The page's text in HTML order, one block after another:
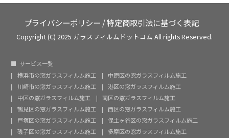
プライバシーポリシー /特定商取引法に基づく表記
Copyright (C) 2025 ガラスフィルムドットコム All rights Reserved.
サービス一覧
横浜市の窓ガラスフィルム施工
中原区の窓ガラスフィルム施工
川崎市の窓ガラスフィルム施工
港区の窓ガラスフィルム施工
中区の窓ガラスフィルム施工
南区の窓ガラスフィルム施工
鶴見区の窓ガラスフィルム施工
西区の窓ガラスフィルム施工
戸塚区の窓ガラスフィルム施工
保土ヶ谷区の窓ガラスフィルム施工
磯子区の窓ガラスフィルム施工
多摩区の窓ガラスフィルム施工